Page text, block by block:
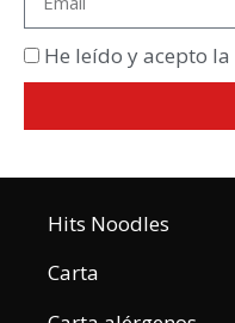
He leído y acepto la
Hits Noodles
Carta